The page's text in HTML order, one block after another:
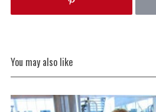
You may also like